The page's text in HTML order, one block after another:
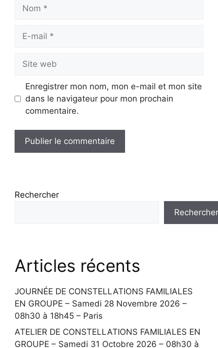
Nom
Site
web
Enregistrer mon nom, mon e-mail et mon site
dans le navigateur pour mon prochain
commentaire.
Rechercher
Rechercher
Articles récents
JOURNÉE DE CONSTELLATIONS FAMILIALES
EN GROUPE – Samedi 28 Novembre 2026 –
08h30 à 18h45 – Paris
ATELIER DE CONSTELLATIONS FAMILIALES EN
GROUPE – Samedi 31 Octobre 2026 – 08h30 à